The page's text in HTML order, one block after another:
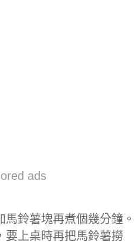
ads
鈴薯塊再煮個幾分鐘。
要上桌時再把馬鈴薯撈